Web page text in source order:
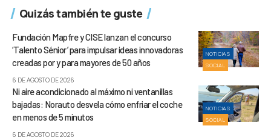
Quizás también te guste
NOTICIAS
SOCIAL
Fundación Mapfre y CISE lanzan el concurso
‘Talento Sénior’ para impulsar ideas innovadoras
creadas por y para mayores de 50 años
6 DE AGOSTO DE 2026
NOTICIAS
SOCIAL
Ni aire acondicionado al máximo ni ventanillas
bajadas: Norauto desvela cómo enfriar el coche
en menos de 5 minutos
6 DE AGOSTO DE 2026